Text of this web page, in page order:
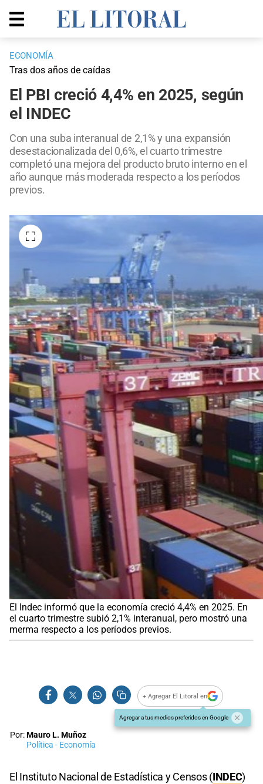
ECONOMÍA
Tras dos años de caídas
El PBI creció 4,4% en 2025, según
el INDEC
Con una suba interanual de 2,1% y una expansión
desestacionalizada del 0,6%, el cuarto trimestre
completó una mejora del producto bruto interno en el
año aunque más moderada respecto a los períodos
previos.
El Indec informó que la economía creció 4,4% en 2025. En
el cuarto trimestre subió 2,1% interanual, pero mostró una
merma respecto a los períodos previos.
+ Agregar El Litoral en
Agregar a tus medios preferidos en Google
Por:Mauro L. Muñoz
Política - Economía
El Instituto Nacional de Estadística y Censos (INDEC)